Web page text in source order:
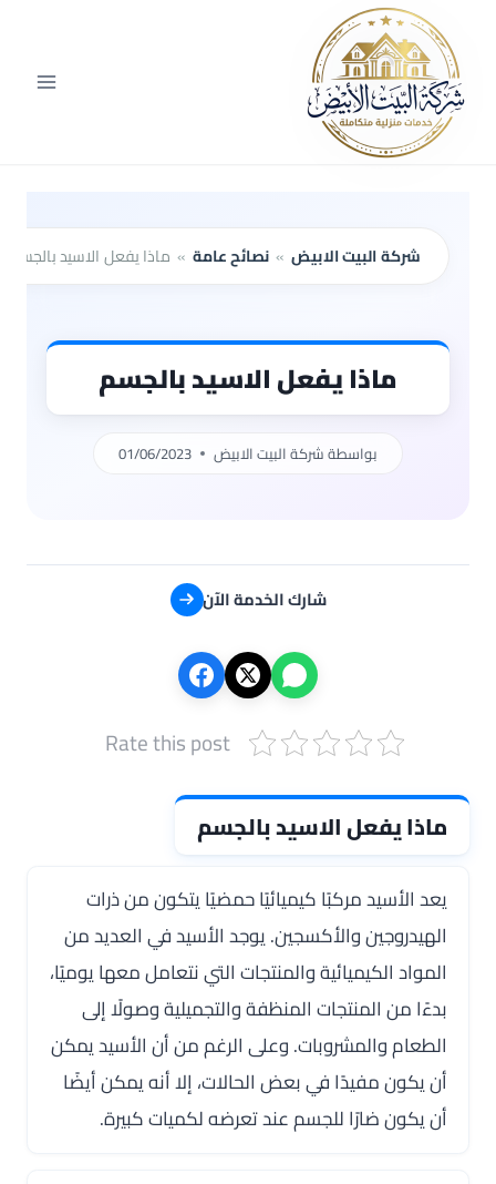
المحتوى
شركة البيت الابيض » نصائح عامة » ماذا يفعل الاسيد بالجسم
ماذا يفعل الاسيد بالجسم
بواسطةشركة البيت الابيض 01/06/2023
شارك الخدمة الآن
Rate this post
ماذا يفعل الاسيد بالجسم
يعد الأسيد مركبًا كيميائيًا حمضيًا يتكون من ذرات
الهيدروجين والأكسجين. يوجد الأسيد في العديد من
المواد الكيميائية والمنتجات التي نتعامل معها يوميًا،
بدءًا من المنتجات المنظفة والتجميلية وصولًا إلى
الطعام والمشروبات. وعلى الرغم من أن الأسيد يمكن
أن يكون مفيدًا في بعض الحالات، إلا أنه يمكن أيضًا
أن يكون ضارًا للجسم عند تعرضه لكميات كبيرة.